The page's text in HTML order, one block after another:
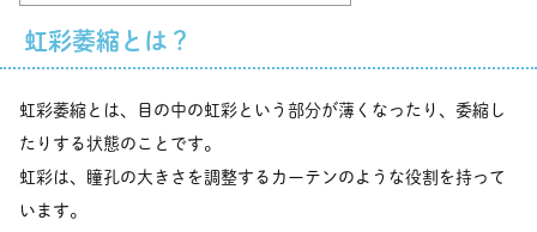
虹彩萎縮とは？
虹彩萎縮とは、目の中の虹彩という部分が薄くなったり、委縮し
たりする状態のことです。
虹彩は、瞳孔の大きさを調整するカーテンのような役割を持って
います。